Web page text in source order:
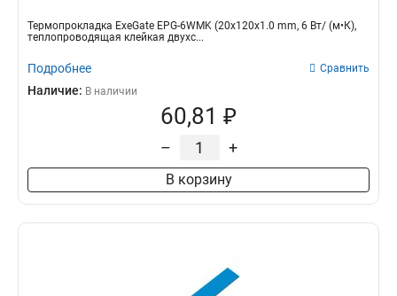
Термопрокладка ExeGate EPG-6WMK (20x120x1.0 mm, 6 Вт/ (м•К),
теплопроводящая клейкая двухс...
Подробнее Сравнить
Наличие: В наличии
60,81 ₽
– +
В корзину